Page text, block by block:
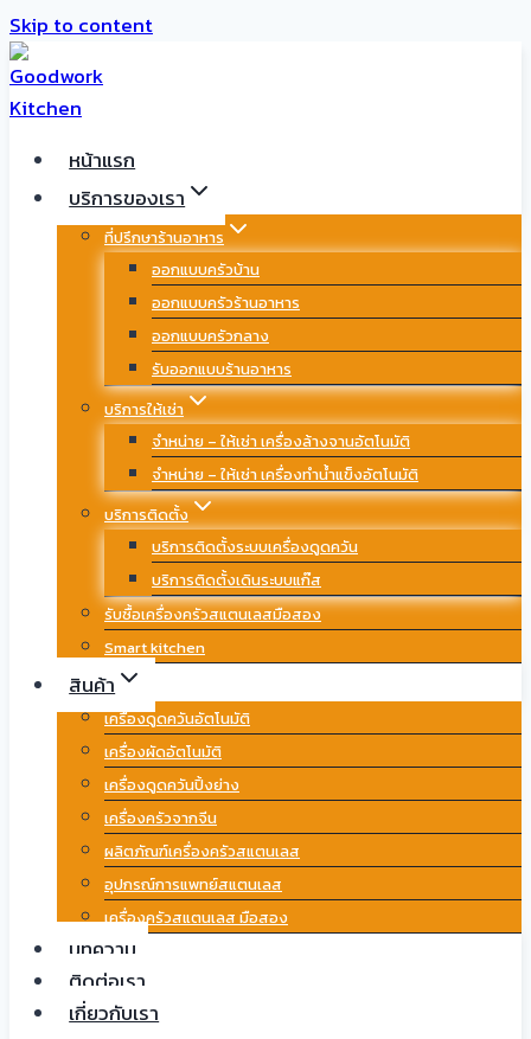
Skip to content
หน้าแรก
บริการของเรา
ที่ปรึกษาร้านอาหาร
ออกแบบครัวบ้าน
ออกแบบครัวร้านอาหาร
ออกแบบครัวกลาง
รับออกแบบร้านอาหาร
บริการให้เช่า
จำหน่าย – ให้เช่า เครื่องล้างจานอัตโนมัติ
จำหน่าย – ให้เช่า เครื่องทำน้ำแข็งอัตโนมัติ
บริการติดตั้ง
บริการติดตั้งระบบเครื่องดูดควัน
บริการติดตั้งเดินระบบแก๊ส
รับซื้อเครื่องครัวสแตนเลสมือสอง
Smart kitchen
สินค้า
เครื่องดูดควันอัตโนมัติ
เครื่องผัดอัตโนมัติ
เครื่องดูดควันปิ้งย่าง
เครื่องครัวจากจีน
ผลิตภัณฑ์เครื่องครัวสแตนเลส
อุปกรณ์การแพทย์สแตนเลส
เครื่องครัวสแตนเลส มือสอง
บทความ
ติดต่อเรา
เกี่ยวกับเรา